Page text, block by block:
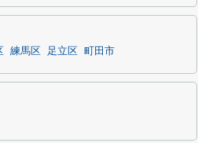
練馬区 足立区 町田市